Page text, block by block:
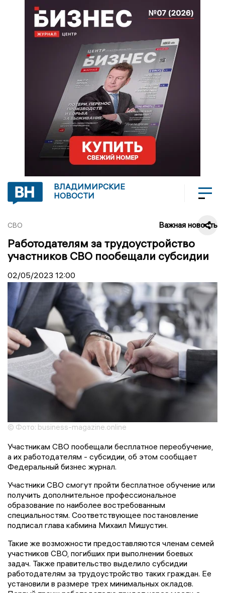
ВЛАДИМИРСКИЕ
НОВОСТИ
СВО Важная новость
Работодателям за трудоустройство
участников СВО пообещали субсидии
02/05/2023 12:00
© Фото: business-magazine.online
Участникам СВО пообещали бесплатное переобучение,
а их работодателям - субсидии, об этом сообщает
Федеральный бизнес журнал.
Участники СВО смогут пройти бесплатное обучение или
получить дополнительное профессиональное
образование по наиболее востребованным
специальностям. Соответствующее постановление
подписал глава кабмина Михаил Мишустин.
Такие же возможности предоставляются членам семей
участников СВО, погибших при выполнении боевых
задач. Также правительство выделило субсидии
работодателям за трудоустройство таких граждан. Ее
установили в размере трех минимальных окладов.